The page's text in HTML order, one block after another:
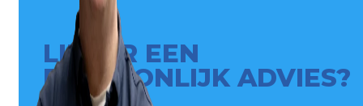
LIEVER EEN
PERSOONLIJK ADVIES?